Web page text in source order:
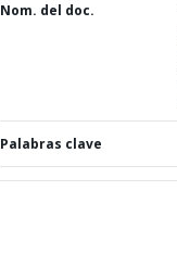
Nom. del doc.
Palabras clave